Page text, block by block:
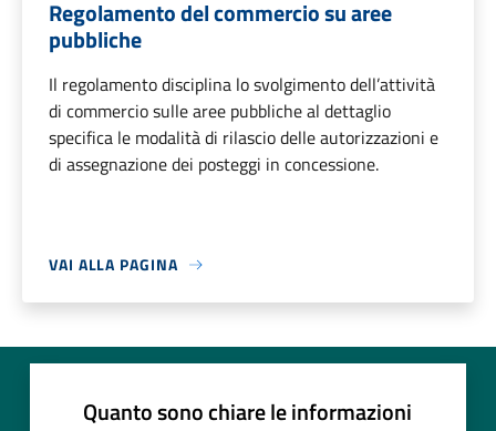
Regolamento del commercio su aree
pubbliche
Il regolamento disciplina lo svolgimento dell’attività
di commercio sulle aree pubbliche al dettaglio
specifica le modalità di rilascio delle autorizzazioni e
di assegnazione dei posteggi in concessione.
VAI ALLA PAGINA
Quanto sono chiare le informazioni